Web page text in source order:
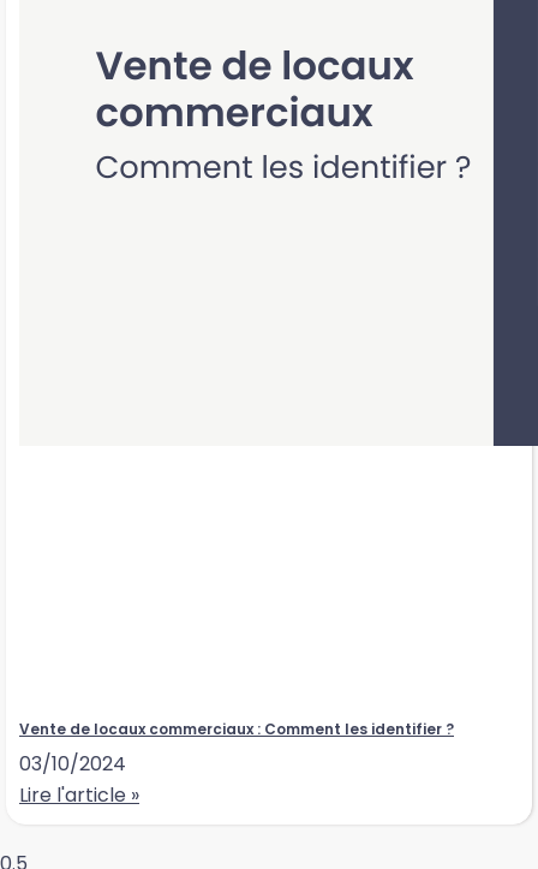
Vente de locaux commerciaux : Comment les identifier ?
03/10/2024
Lire l'article »